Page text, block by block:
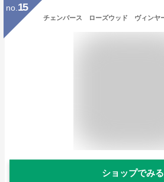
no. 15
ショップでみる